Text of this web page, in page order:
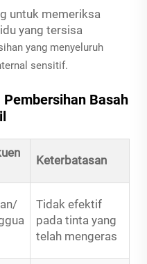
untuk memeriksa
yang tersisa
yang menyeluruh
sensitif.
Basah
Keterbatasan
Tidak efektif
pada tinta yang
telah mengeras